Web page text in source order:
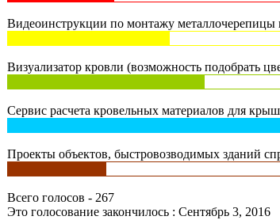
Видеоинструкции по монтажу металлочерепицы
Визуализатор кровли (возможность подобрать
Сервис расчета кровельных материалов для
Проекты объектов, быстровозводимых зданий
Всего голосов - 267
Это голосование закончилось : Сентябрь 3, 2016